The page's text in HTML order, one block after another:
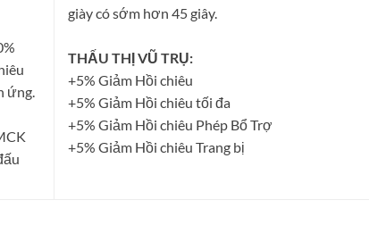
ứng.
giày có sớm hơn 45 giây.
THẤU THỊ VŨ TRỤ:
+5% Giảm Hồi chiêu
+5% Giảm Hồi chiêu tối đa
+5% Giảm Hồi chiêu Phép Bổ Trợ
+5% Giảm Hồi chiêu Trang bị